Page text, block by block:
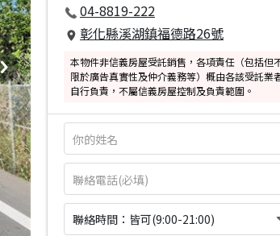
04-8819-222
彰化縣溪湖鎮福德路26號
本物件非信義房屋受託銷售，各項責任（包括但
限於廣告真實性及仲介義務等）概由各該受託業
自行負責，不屬信義房屋控制及負責範圍。
聯絡時間：皆可(9:00-21:00)